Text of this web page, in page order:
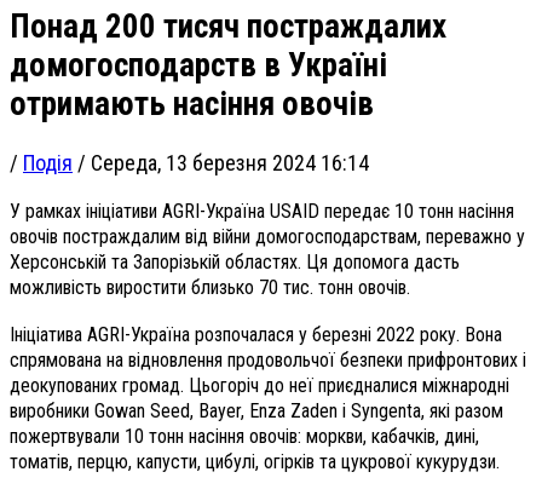
Понад 200 тисяч постраждалих
домогосподарств в Україні
отримають насіння овочів
/ Подія / Середа, 13 березня 2024 16:14
У рамках ініціативи AGRI-Україна USAID передає 10 тонн насіння
овочів постраждалим від війни домогосподарствам, переважно у
Херсонській та Запорізькій областях. Ця допомога дасть
можливість виростити близько 70 тис. тонн овочів.
Ініціатива AGRI-Україна розпочалася у березні 2022 року. Вона
спрямована на відновлення продовольчої безпеки прифронтових і
деокупованих громад. Цьогоріч до неї приєдналися міжнародні
виробники Gowan Seed, Bayer, Enza Zaden і Syngenta, які разом
пожертвували 10 тонн насіння овочів: моркви, кабачків, дині,
томатів, перцю, капусти, цибулі, огірків та цукрової кукурудзи.